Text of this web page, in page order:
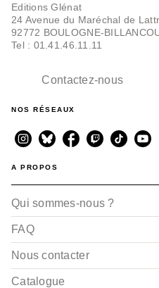
Editions Glénat
24 Avenue du Maréchal de
92772 BOULOGNE-
Tel : 01.41.46.11.11
Contactez-nous
NOS RÉSEAUX
A PROPOS
Qui sommes-nous ?
FAQ
Nous contacter
Catalogue